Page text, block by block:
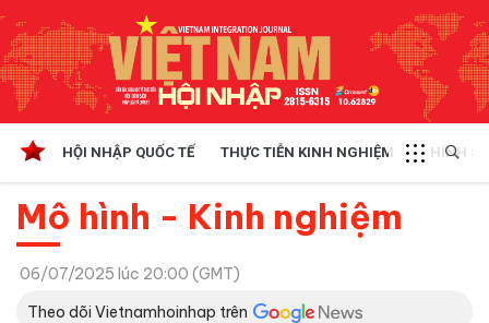
HỘI NHẬP QUỐC TẾ THỰC TIỄN KINH NGHIỆM CHÍNH
Mô hình - Kinh nghiệm
06/07/2025 lúc 20:00 (GMT)
Theo dõi Vietnamhoinhap trên